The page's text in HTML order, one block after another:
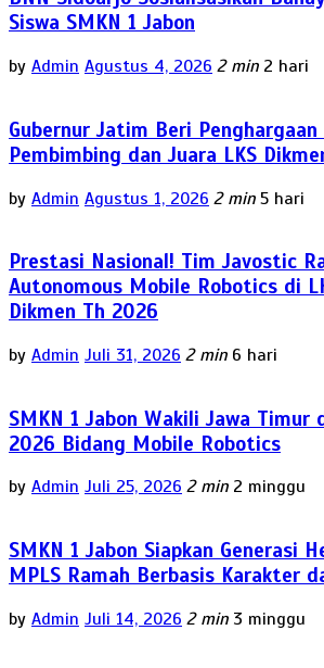
Siswa SMKN 1 Jabon
by Admin Agustus 4, 2026 2 min 2 hari
Gubernur Jatim Beri Penghargaan
Pembimbing dan Juara LKS
by Admin Agustus 1, 2026 2 min 5 hari
Prestasi Nasional! Tim Javostic
Autonomous Mobile Robotics di
Dikmen Th 2026
by Admin Juli 31, 2026 2 min 6 hari
SMKN 1 Jabon Wakili Jawa Timur
2026 Bidang Mobile Robotics
by Admin Juli 25, 2026 2 min 2 minggu
SMKN 1 Jabon Siapkan Generasi
MPLS Ramah Berbasis Karakter
by Admin Juli 14, 2026 2 min 3 minggu